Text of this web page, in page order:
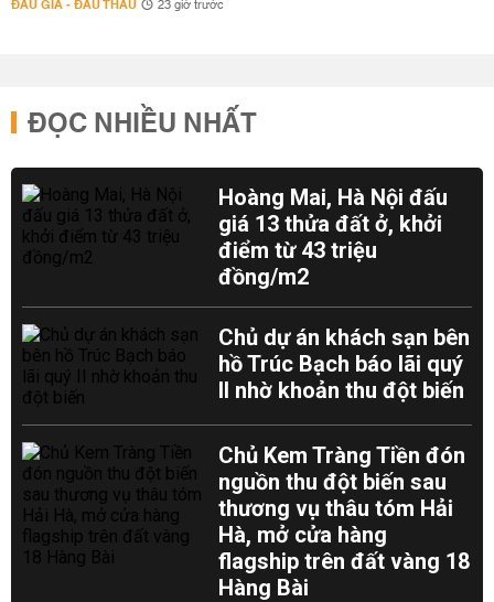
ĐẤU GIÁ - ĐẤU THẦU 23 giờ trước
ĐỌC NHIỀU NHẤT
Hoàng Mai, Hà Nội đấu
giá 13 thửa đất ở, khởi
điểm từ 43 triệu
đồng/m2
Chủ dự án khách sạn bên
hồ Trúc Bạch báo lãi quý
II nhờ khoản thu đột biến
Chủ Kem Tràng Tiền đón
nguồn thu đột biến sau
thương vụ thâu tóm Hải
Hà, mở cửa hàng
flagship trên đất vàng 18
Hàng Bài